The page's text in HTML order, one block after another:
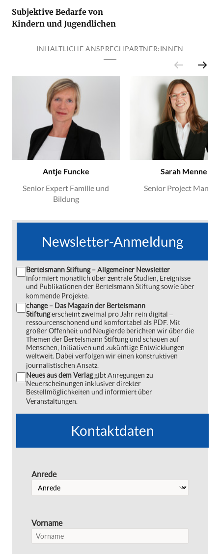
Subjektive Bedarfe von
Kindern und Jugendlichen
INHALTLICHE ANSPRECHPARTNER:INNEN
Antje Funcke
Senior Expert Familie und
Bildung
Sarah Menne
Senior Project
Newsletter-Anmeldung
Bertelsmann Stiftung – Allgemeiner Newsletter
informiert monatlich über zentrale Studien, Ereignisse
und Publikationen der Bertelsmann Stiftung sowie über
kommende Projekte.
change – Das Magazin der Bertelsmann
Stiftungerscheint zweimal pro Jahr rein digital ‒
ressourcenschonend und komfortabel als PDF. Mit
großer Offenheit und Neugierde berichten wir über die
Themen der Bertelsmann Stiftung und schauen auf
Menschen, Initiativen und zukünftige Entwicklungen
weltweit. Dabei verfolgen wir einen konstruktiven
journalistischen Ansatz.
Neues aus dem Verlaggibt Anregungen zu
Neuerscheinungen inklusiver direkter
Bestellmöglichkeiten und informiert über
Veranstaltungen.
Kontaktdaten
Anrede
Vorname